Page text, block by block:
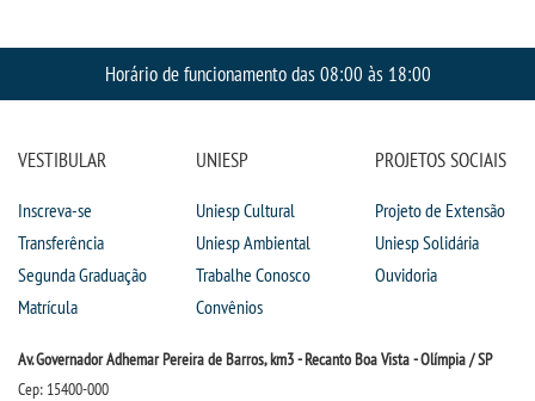
Horário de funcionamento das 08:00 às 18:00
VESTIBULAR
Inscreva-se
Transferência
Segunda Graduação
Matrícula
UNIESP
Uniesp Cultural
Uniesp Ambiental
Trabalhe Conosco
Convênios
PROJETOS SOCIAIS
Projeto de Extensão
Uniesp Solidária
Ouvidoria
Av. Governador Adhemar Pereira de Barros, km3 - Recanto Boa Vista - Olímpia / SP
Cep: 15400-000